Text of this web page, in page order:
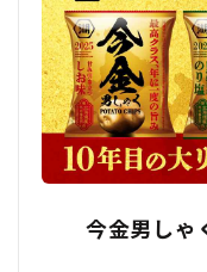
今金男しゃ